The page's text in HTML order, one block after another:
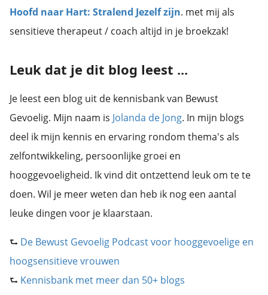
Hoofd naar Hart: Stralend Jezelf zijn. met mij als
sensitieve therapeut / coach altijd in je broekzak!
Leuk dat je dit blog leest ...
Je leest een blog uit de kennisbank van Bewust
Gevoelig. Mijn naam is Jolanda de Jong. In mijn blogs
deel ik mijn kennis en ervaring rondom thema's als
zelfontwikkeling, persoonlijke groei en
hooggevoeligheid. Ik vind dit ontzettend leuk om te te
doen. Wil je meer weten dan heb ik nog een aantal
leuke dingen voor je klaarstaan.
⮑ De Bewust Gevoelig Podcast voor hooggevoelige en
hoogsensitieve vrouwen
⮑ Kennisbank met meer dan 50+ blogs